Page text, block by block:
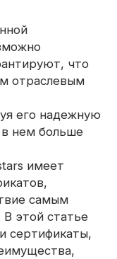
что
отраслевым
его надежную
в нем больше
имеет
самым
этой статье
сертификаты,